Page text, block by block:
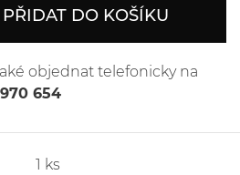
PŘIDAT DO KOŠÍKU
objednat telefonicky na
654
1 ks